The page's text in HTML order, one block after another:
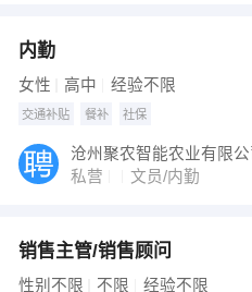
内勤
女性 高中 经验不限
交通补贴 餐补 社保
沧州聚农智能农业有限公
私营
文员/内勤
销售主管/销售顾问
性别不限 不限 经验不限